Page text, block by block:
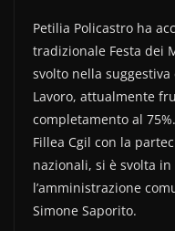
Petilia Policastro ha
tradizionale Festa dei
svolto nella
Lavoro, attualmente
completamento al
Fillea Cgil con la
nazionali, si è svolta
l’amministrazione
Simone Saporito.